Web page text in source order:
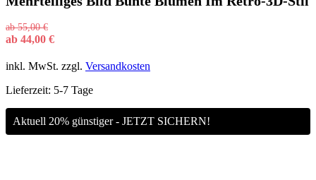
ab55,00€
ab 44,00 €
inkl. MwSt. zzgl. Versandkosten
Lieferzeit: 5-7 Tage
Aktuell 20% günstiger - JETZT SICHERN!